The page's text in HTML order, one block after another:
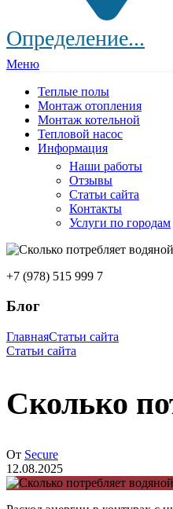
Определение...
Меню
Теплые полы
Монтаж отопления
Монтаж котельной
Тепловой насос
Информация
Наши работы
Отзывы
Статьи сайта
Контакты
Услуги по городам
+7 (978) 515 999 7
Блог
ГлавнаяСтатьи сайта
Статьи сайта
Сколько
От Secure
12.08.2025